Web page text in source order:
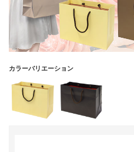
カラーバリエーション